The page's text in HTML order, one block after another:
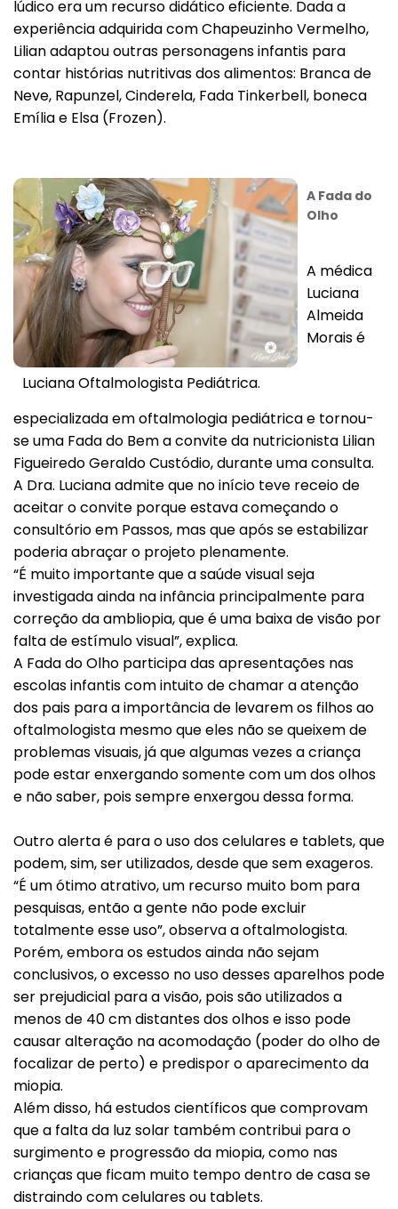
Voltar
lúdico era um recurso didático eficiente. Dada a
experiência adquirida com Chapeuzinho Vermelho,
Lilian adaptou outras personagens infantis para
contar histórias nutritivas dos alimentos: Branca de
Neve, Rapunzel, Cinderela, Fada Tinkerbell, boneca
Emília e Elsa (Frozen).
Luciana Oftalmologista Pediátrica.
A Fada do
Olho
A médica
Luciana
Almeida
Morais é
especializada em oftalmologia pediátrica e tornou-
se uma Fada do Bem a convite da nutricionista Lilian
Figueiredo Geraldo Custódio, durante uma consulta.
A Dra. Luciana admite que no início teve receio de
aceitar o convite porque estava começando o
consultório em Passos, mas que após se estabilizar
poderia abraçar o projeto plenamente.
“É muito importante que a saúde visual seja
investigada ainda na infância principalmente para
correção da ambliopia, que é uma baixa de visão por
falta de estímulo visual”, explica.
A Fada do Olho participa das apresentações nas
escolas infantis com intuito de chamar a atenção
dos pais para a importância de levarem os filhos ao
oftalmologista mesmo que eles não se queixem de
problemas visuais, já que algumas vezes a criança
pode estar enxergando somente com um dos olhos
e não saber, pois sempre enxergou dessa forma.
Outro alerta é para o uso dos celulares e tablets, que
podem, sim, ser utilizados, desde que sem exageros.
“É um ótimo atrativo, um recurso muito bom para
pesquisas, então a gente não pode excluir
totalmente esse uso”, observa a oftalmologista.
Porém, embora os estudos ainda não sejam
conclusivos, o excesso no uso desses aparelhos pode
ser prejudicial para a visão, pois são utilizados a
menos de 40 cm distantes dos olhos e isso pode
causar alteração na acomodação (poder do olho de
focalizar de perto) e predispor o aparecimento da
miopia.
Além disso, há estudos científicos que comprovam
que a falta da luz solar também contribui para o
surgimento e progressão da miopia, como nas
crianças que ficam muito tempo dentro de casa se
distraindo com celulares ou tablets.